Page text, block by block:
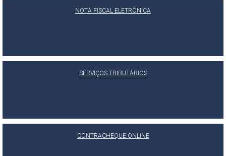
NOTA FISCAL ELETRÔNICA
SERVIÇOS TRIBUTÁRIOS
CONTRACHEQUE ONLINE